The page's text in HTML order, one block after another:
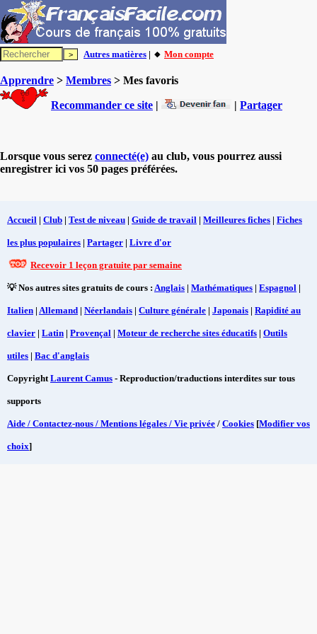
Autres matières | 🔸 Mon compte
Apprendre > Membres > Mes favoris
Recommander ce site | | Partager
Lorsque vous serez connecté(e) au club, vous pourrez aussi
enregistrer ici vos 50 pages préférées.
Accueil | Club | Test de niveau | Guide de travail | Meilleures fiches | Fiches
les plus populaires | Partager | Livre d'or
Recevoir 1 leçon gratuite par semaine
💡 Nos autres sites gratuits de cours : Anglais | Mathématiques | Espagnol |
Italien | Allemand | Néerlandais | Culture générale | Japonais | Rapidité au
clavier | Latin | Provençal | Moteur de recherche sites éducatifs | Outils
utiles | Bac d'anglais
CopyrightLaurent Camus - Reproduction/traductions interdites sur tous
supports
Aide / Contactez-nous / Mentions légales / Vie privée / Cookies [Modifier vos
choix]